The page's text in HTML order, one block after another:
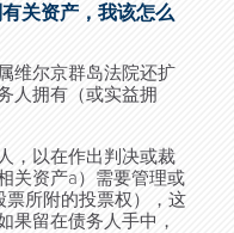
关资产，我该怎么
维尔京群岛法院还扩
人拥有（或实益拥
，以在作出判决或裁
关资产a）需要管理或
所附的投票权），这
果留在债务人手中，